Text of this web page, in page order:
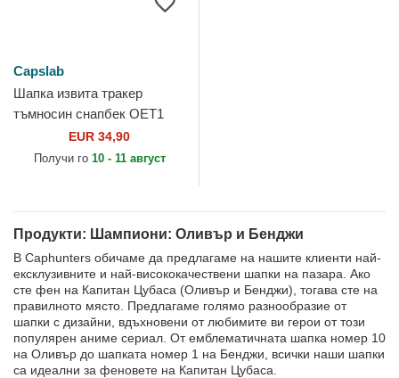
Capslab
Шапка извита тракер
тъмносин снапбек OET1
LAN2B Campeones: Оливър
Атом Шампиони: Оливър и
EUR 34,90
Получи го 10 - 11 август
Продукти: Шампиони: Оливър и Бенджи
В Caphunters обичаме да предлагаме на нашите клиенти най-
ексклузивните и най-висококачествени шапки на пазара. Ако
сте фен на Капитан Цубаса (Оливър и Бенджи), тогава сте на
правилното място. Предлагаме голямо разнообразие от
шапки с дизайни, вдъхновени от любимите ви герои от този
популярен аниме сериал. От емблематичната шапка номер 10
на Оливър до шапката номер 1 на Бенджи, всички наши шапки
са идеални за феновете на Капитан Цубаса.